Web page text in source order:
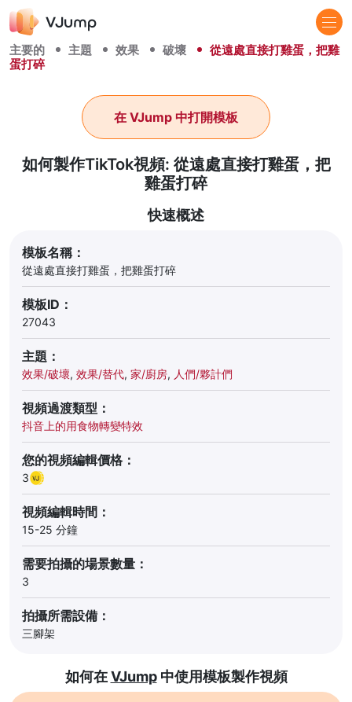
主要的 主題 效果 破壞
從遠處直接打雞蛋，把雞
蛋打碎
如何製作TikTok視頻: 從遠處直接打雞蛋，把
雞蛋打碎
在 VJump 中打開模板
快速概述
模板名稱：
從遠處直接打雞蛋，把雞蛋打碎
模板ID：
27043
主題：
效果/破壞, 效果/替代, 家/廚房, 人們/夥計們
視頻過渡類型：
抖音上的用食物轉變特效
您的視頻編輯價格：
3
視頻編輯時間：
15-25 分鐘
需要拍攝的場景數量：
3
拍攝所需設備：
三腳架
如何在VJump中使用模板製作視頻